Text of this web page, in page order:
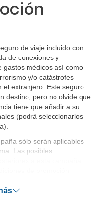
de viaje incluido con
de conexiones y
gastos médicos así como
y/o catástrofes
el extranjero. Este seguro
destino, pero no olvide que
tiene que añadir a su
(podrá seleccionarlos
sólo serán aplicables
Las posibles